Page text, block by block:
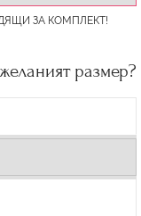
ЗА КОМПЛЕКТ!
размер?